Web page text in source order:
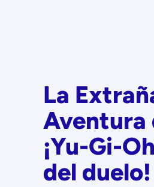
La
Aventura
¡Yu-Gi-
del duelo!